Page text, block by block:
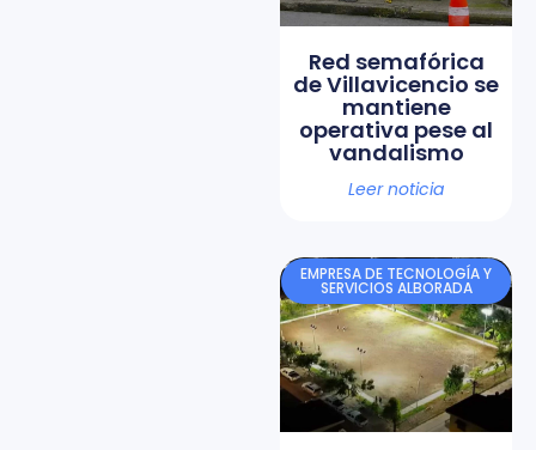
Red semafórica
de Villavicencio se
mantiene
operativa pese al
vandalismo
Leer noticia
EMPRESA DE TECNOLOGÍA Y
SERVICIOS ALBORADA